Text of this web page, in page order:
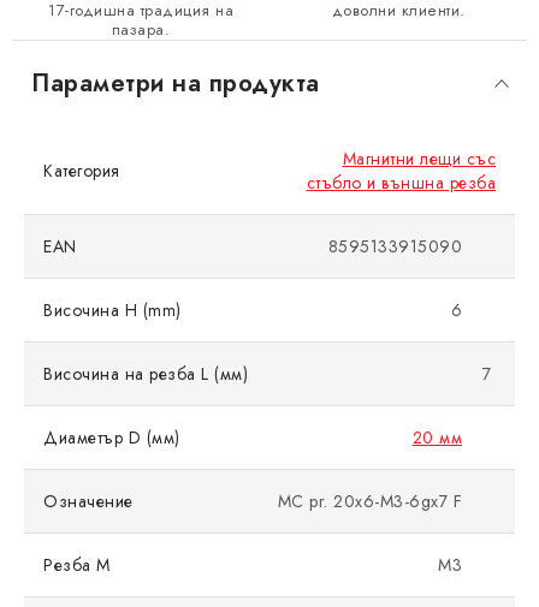
17-годишна традиция на
пазара.
доволни клиенти.
Параметри на продукта
Категория
Магнитни лещи със
стъбло и външна резба
EAN 8595133915090
Височина H (mm) 6
Височина на резба L (мм) 7
Диаметър D (мм) 20 мм
Означение MC pr. 20x6-M3-6gx7 F
Резба M M3